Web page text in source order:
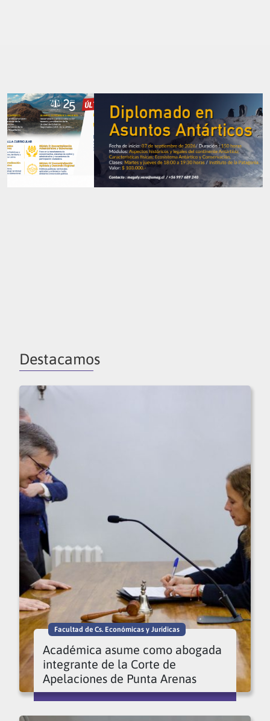
Destacamos
Facultad de Cs. Económicas y Jurídicas
Académica asume como abogada
integrante de la Corte de
Apelaciones de Punta Arenas